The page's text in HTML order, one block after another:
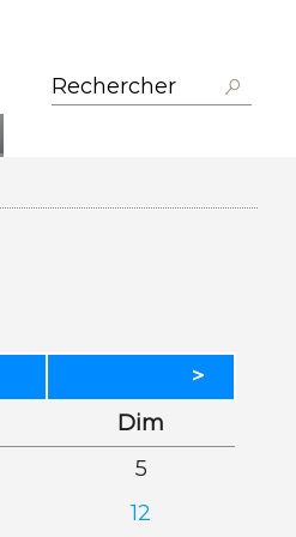
>
Dim
5
12